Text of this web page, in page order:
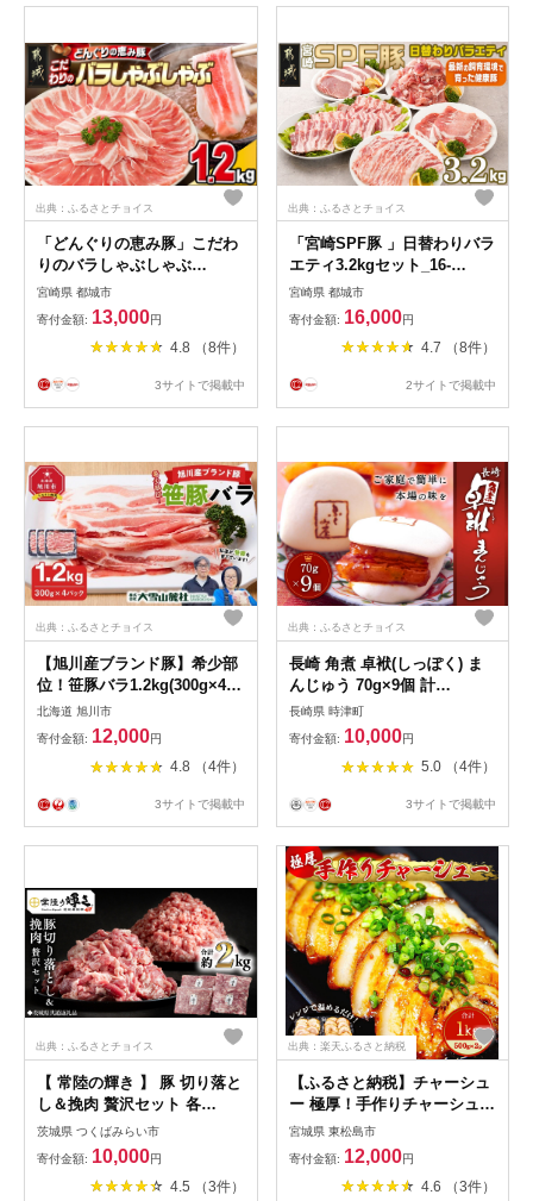
出典：ふるさとチョイス
「どんぐりの恵み豚」こだわ
りのバラしゃぶしゃぶ
1.2kg_13-1101_(都城市) 都城
産 どんぐりの恵み豚 どんぐ
り粉 コプラフレーク こだわ
り 「コク」「サッパリ」しゃ
宮崎県 都城市
寄付金額: 13,000円
4.8 （8件）
3サイトで掲載中
出典：ふるさとチョイス
「宮崎SPF豚 」日替わりバラ
エティ3.2kgセット_16-
K901_(都城市) 宮崎県産豚 小
間切れ ロース 肩ローススラ
イス バラ ステーキ 焼肉 しゃ
ぶしゃぶ 真空
宮崎県 都城市
寄付金額: 16,000円
4.7 （8件）
2サイトで掲載中
出典：ふるさとチョイス
【旭川産ブランド豚】希少部
位！笹豚バラ1.2kg(300g×4パ
ック) 【 豚肉 お肉 豚バラ 豚
バラ肉 しゃぶしゃぶ 鍋 お鍋
焼肉 焼き肉 やきにく 小分け
個包装 冷凍 国産 北海道 ギフ
メ 旭川市 北海道 】_01181
北海道 旭川市
寄付金額: 12,000円
4.8 （4件）
3サイトで掲載中
出典：ふるさとチョイス
長崎 角煮 卓袱(しっぽく) ま
んじゅう 70g×9個 計
630g【FT3】
長崎県 時津町
寄付金額: 10,000円
5.0 （4件）
3サイトで掲載中
出典：ふるさとチョイス
【 常陸の輝き 】 豚 切り落と
し＆挽肉 贅沢セット 各
500g×2パック （合計約2kg）
(茨城県共通返礼品) 国産 国内
産 豚肉 ポーク ミンチ ひき肉
挽き肉 ハンバーグ ミートソ
茨城県 つくばみらい市
寄付金額: 10,000円
4.5 （3件）
出典：楽天ふるさと納税
【ふるさと納税】チャーシュ
ー 極厚！手作りチャーシュー
1kg（500g×2P）焼豚 おつま
み ラーメン チャーハン 宮城
県 東松島市 オンラインワン
ストップ 対応 自治体マイペ
宮城県 東松島市
寄付金額: 12,000円
4.6 （3件）